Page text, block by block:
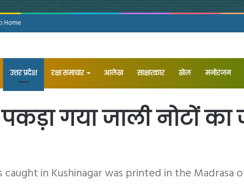
Home
उत्तर प्रदेश रक्षा समाचार आलेख ⁠साक्षात्कार खेल मनोरंजन
गया जाली नोटों का
in Kushinagar was printed in the Madrasa